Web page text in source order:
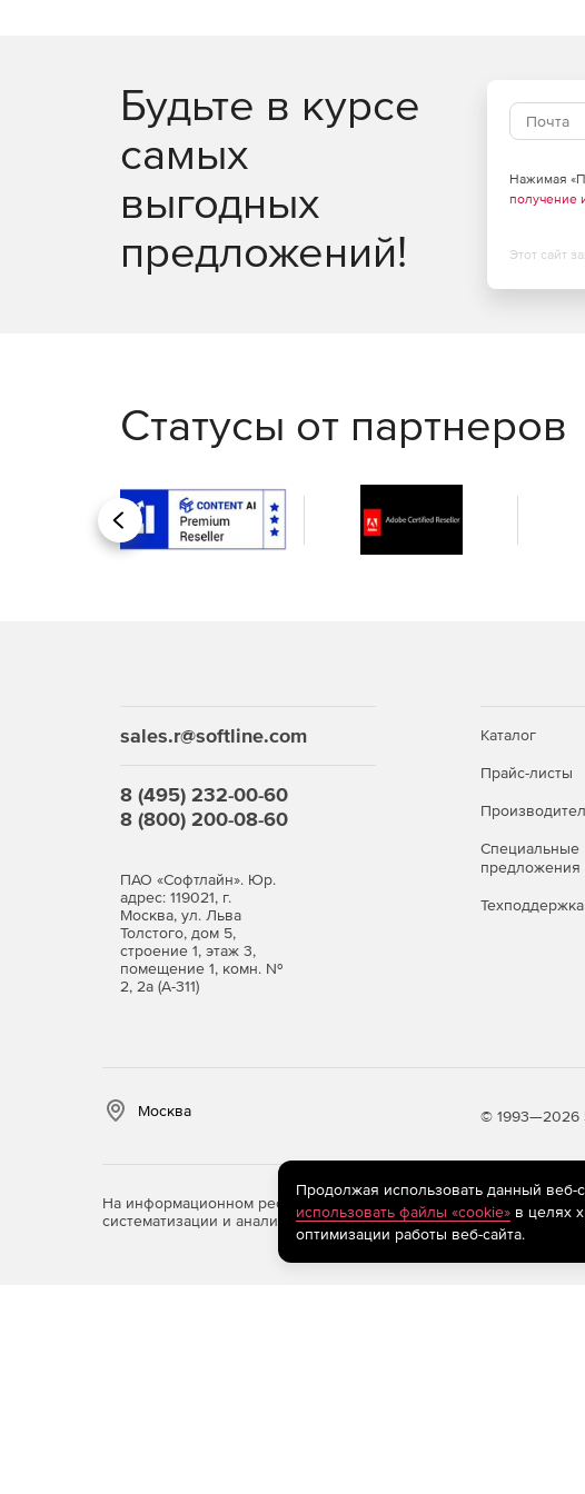
Будьте в курсе
самых
выгодных
предложений!
Нажимая
получение
Этот сайт
Статусы от партнеров
Назад
sales.r@softline.com
8 (495) 232-00-60
8 (800) 200-08-60
ПАО «Софтлайн». Юр.
адрес: 119021, г.
Москва, ул. Льва
Толстого, дом 5,
строение 1, этаж 3,
помещение 1, комн. №
2, 2а (А-311)
Каталог
Прайс-листы
Специальные
предложения
Техподдержка
Москва © 1993—2026
На информационном ресурсе store.softline.ru применяются
систематизации и анализа сведений, относящихся к
Продолжая использовать данный веб-
использовать файлы «cookie»в целях
оптимизации работы веб-сайта.